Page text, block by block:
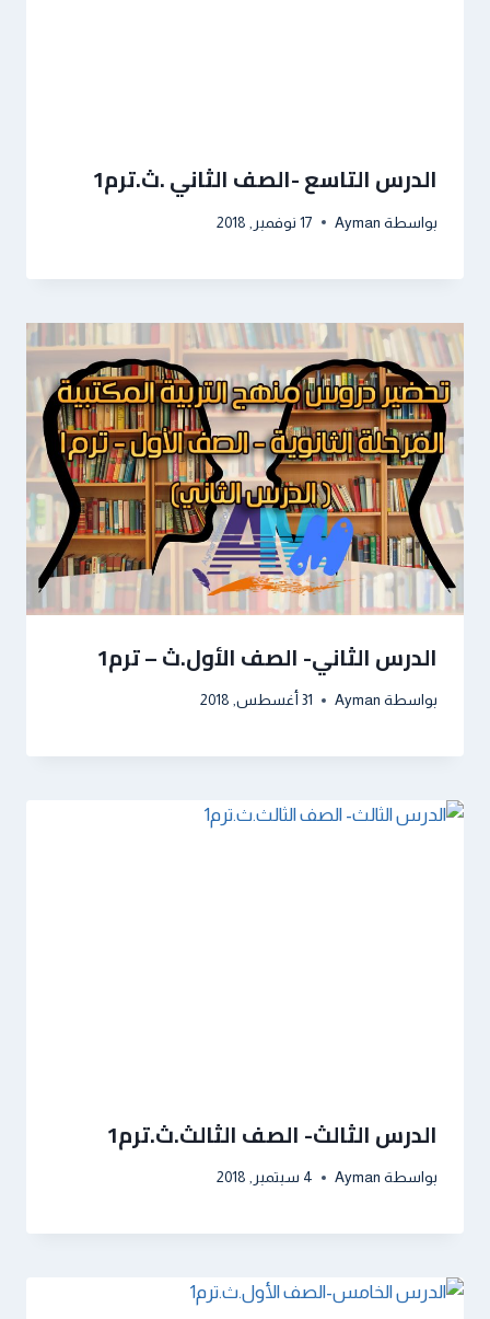
الدرس التاسع -الصف الثاني .ث.ترم1
بواسطة Ayman 17 نوفمبر, 2018
الدرس الثاني- الصف الأول.ث – ترم1
بواسطة Ayman 31 أغسطس, 2018
الدرس الثالث- الصف الثالث.ث.ترم1
بواسطة Ayman 4 سبتمبر, 2018